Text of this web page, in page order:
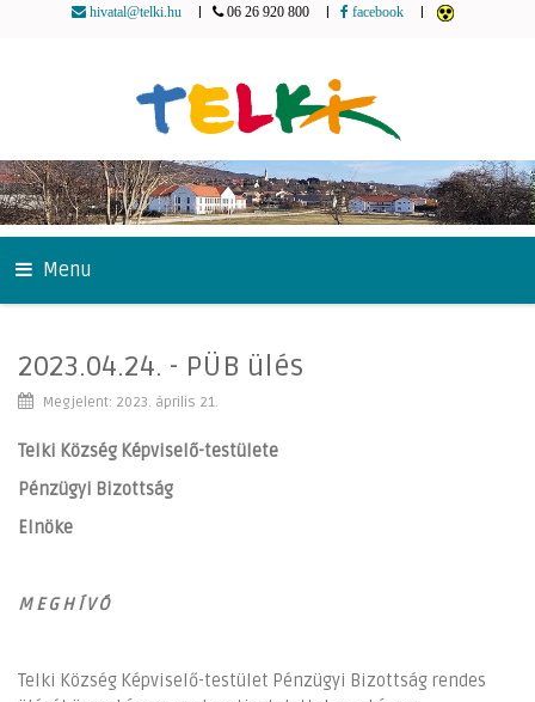
hivatal@telki.hu 06 26 920 800 facebook
Menu
2023.04.24. - PÜB ülés
Megjelent: 2023. április 21.
Telki Község Képviselő-testülete
Pénzügyi Bizottság
Elnöke
M E G H Í V Ó
Telki Község Képviselő-testület Pénzügyi Bizottság rendes